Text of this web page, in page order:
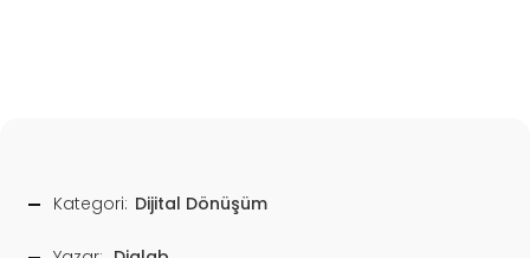
Kategori: Dijital Dönüşüm